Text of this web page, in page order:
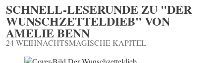
SCHNELL-LESERUNDE ZU "DER
WUNSCHZETTELDIEB" VON
AMELIE BENN
24 WEIHNACHTSMAGISCHE KAPITEL